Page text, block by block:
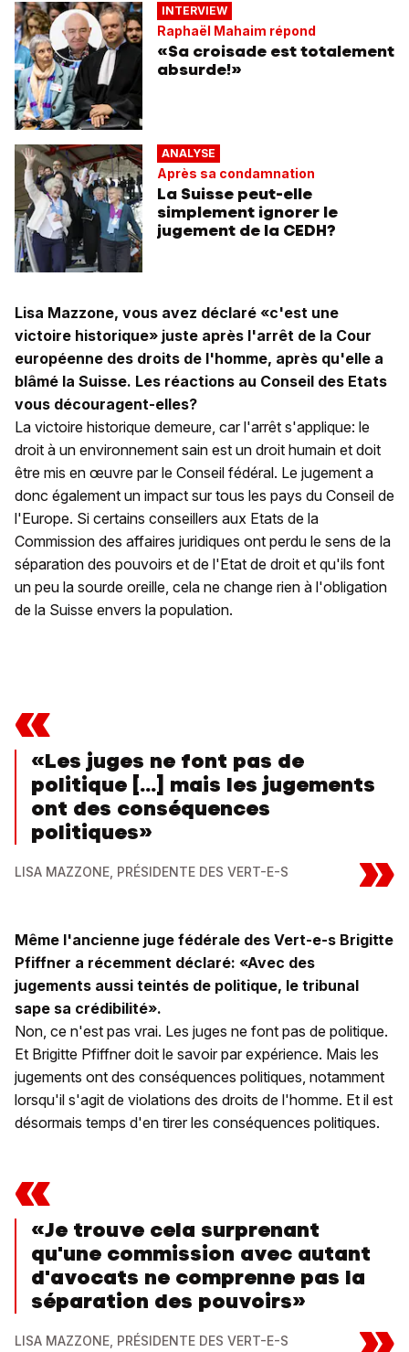
INTERVIEW
Raphaël Mahaim répond
«Sa croisade est totalement
absurde!»
ANALYSE
Après sa condamnation
La Suisse peut-elle
simplement ignorer le
jugement de la CEDH?
Lisa Mazzone, vous avez déclaré «c'est une
victoire historique» juste après l'arrêt de la Cour
européenne des droits de l'homme, après qu'elle a
blâmé la Suisse. Les réactions au Conseil des Etats
vous découragent-elles?
La victoire historique demeure, car l'arrêt s'applique: le
droit à un environnement sain est un droit humain et doit
être mis en œuvre par le Conseil fédéral. Le jugement a
donc également un impact sur tous les pays du Conseil de
l'Europe. Si certains conseillers aux Etats de la
Commission des affaires juridiques ont perdu le sens de la
séparation des pouvoirs et de l'Etat de droit et qu'ils font
un peu la sourde oreille, cela ne change rien à l'obligation
de la Suisse envers la population.
«
«Les juges ne font pas de
politique [...] mais les jugements
ont des conséquences
politiques»
LISA MAZZONE, PRÉSIDENTE DES VERT-E-S »
Même l'ancienne juge fédérale des Vert-e-s Brigitte
Pfiffner a récemment déclaré: «Avec des
jugements aussi teintés de politique, le tribunal
sape sa crédibilité».
Non, ce n'est pas vrai. Les juges ne font pas de politique.
Et Brigitte Pfiffner doit le savoir par expérience. Mais les
jugements ont des conséquences politiques, notamment
lorsqu'il s'agit de violations des droits de l'homme. Et il est
désormais temps d'en tirer les conséquences politiques.
«
«Je trouve cela surprenant
qu'une commission avec autant
d'avocats ne comprenne pas la
séparation des pouvoirs»
LISA MAZZONE, PRÉSIDENTE DES VERT-E-S